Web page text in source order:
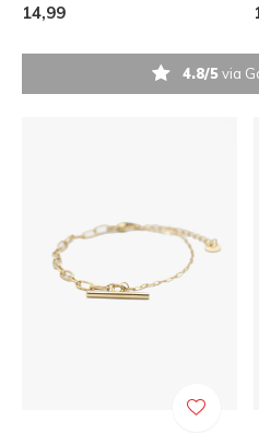
14,99
4.8/5via